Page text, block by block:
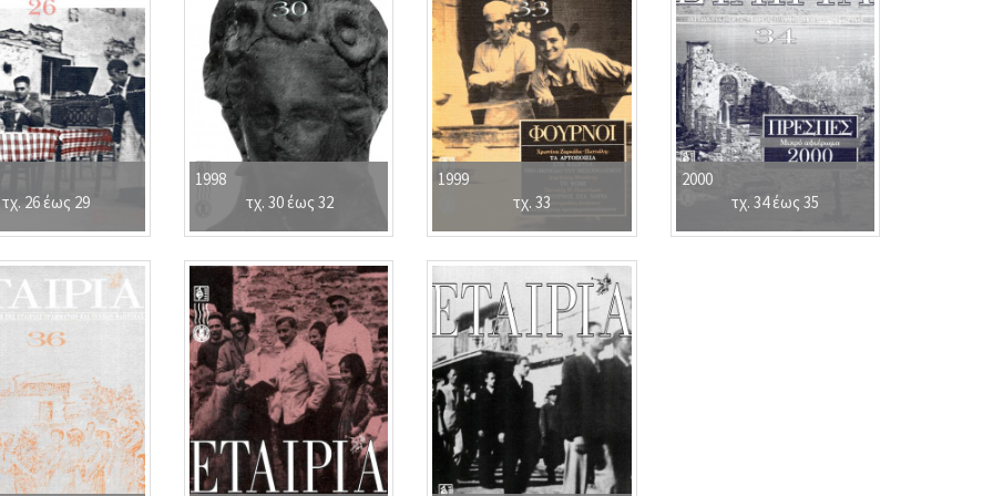
τχ. 26 έως 29
1998
τχ. 30 έως 32
1999
τχ. 33
2000
τχ. 34 έως 35